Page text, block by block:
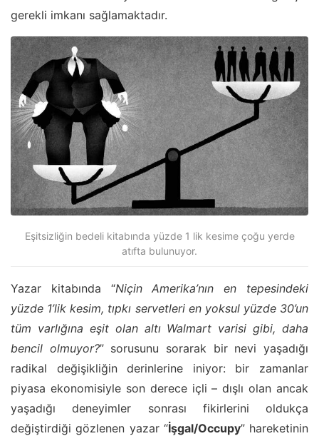
gerekli imkanı sağlamaktadır.
Eşitsizliğin bedeli kitabında yüzde 1 lik kesime çoğu yerde
atıfta bulunuyor.
Yazar kitabında “Niçin Amerika’nın en tepesindeki
yüzde 1’lik kesim, tıpkı servetleri en yoksul yüzde 30’un
tüm varlığına eşit olan altı Walmart varisi gibi, daha
bencil olmuyor?” sorusunu sorarak bir nevi yaşadığı
radikal değişikliğin derinlerine iniyor: bir zamanlar
piyasa ekonomisiyle son derece içli – dışlı olan ancak
yaşadığı deneyimler sonrası fikirlerini oldukça
değiştirdiği gözlenen yazar “İşgal/Occupy” hareketinin